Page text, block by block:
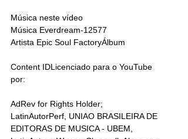
Música neste vídeo
Música Everdream-12577
Artista Epic Soul FactoryÁlbum
Content IDLicenciado para o YouTube
por:
AdRev for Rights Holder;
LatinAutorPerf, UNIAO BRASILEIRA DE
EDITORAS DE MUSICA - UBEM,